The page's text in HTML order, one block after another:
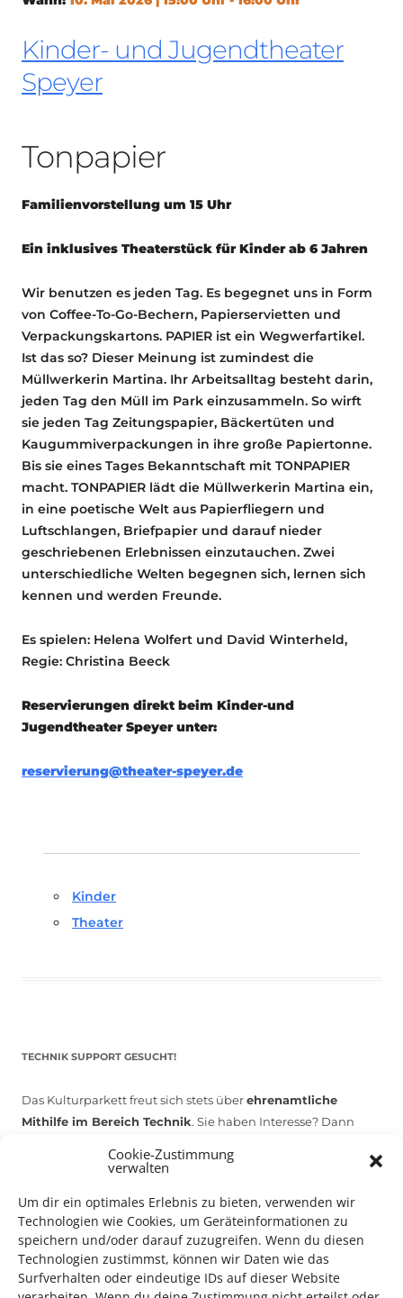
Cookie-Zustimmung
verwalten
Um dir ein optimales Erlebnis zu bieten, verwenden wir
Technologien wie Cookies, um Geräteinformationen zu
speichern und/oder darauf zuzugreifen. Wenn du diesen
Technologien zustimmst, können wir Daten wie das
Surfverhalten oder eindeutige IDs auf dieser Website
Kinder- und Jugendtheater
Speyer
Tonpapier
Familienvorstellung um 15 Uhr
Ein inklusives Theaterstück für Kinder ab 6 Jahren
Wir benutzen es jeden Tag. Es begegnet uns in Form
von Coffee-To-Go-Bechern, Papierservietten und
Verpackungskartons. PAPIER ist ein Wegwerfartikel.
Ist das so? Dieser Meinung ist zumindest die
Müllwerkerin Martina. Ihr Arbeitsalltag besteht darin,
jeden Tag den Müll im Park einzusammeln. So wirft
sie jeden Tag Zeitungspapier, Bäckertüten und
Kaugummiverpackungen in ihre große Papiertonne.
Bis sie eines Tages Bekanntschaft mit TONPAPIER
macht. TONPAPIER lädt die Müllwerkerin Martina ein,
in eine poetische Welt aus Papierfliegern und
Luftschlangen, Briefpapier und darauf nieder
geschriebenen Erlebnissen einzutauchen. Zwei
unterschiedliche Welten begegnen sich, lernen sich
kennen und werden Freunde.
Es spielen: Helena Wolfert und David Winterheld,
Regie: Christina Beeck
Reservierungen direkt beim Kinder-und
Jugendtheater Speyer unter:
reservierung@theater-speyer.de
Kinder
Theater
TECHNIK SUPPORT GESUCHT!
Das Kulturparkett freut sich stets überehrenamtliche
Mithilfe im Bereich Technik. Sie haben Interesse? Dann
*KULTURTIPP SOMMERPAUSE: FESTIVAL DES DEUTSCHEN FILMS*